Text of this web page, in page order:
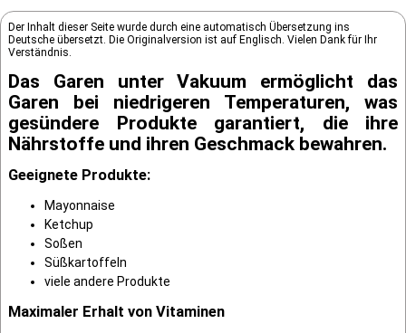
Der Inhalt dieser Seite wurde durch eine automatisch Übersetzung ins
Deutsche übersetzt. Die Originalversion ist auf Englisch. Vielen Dank für Ihr
Verständnis.
Das Garen unter Vakuum ermöglicht das
Garen bei niedrigeren Temperaturen, was
gesündere Produkte garantiert, die ihre
Nährstoffe und ihren Geschmack bewahren.
Geeignete Produkte:
Mayonnaise
Ketchup
Soßen
Süßkartoffeln
viele andere Produkte
Maximaler Erhalt von Vitaminen